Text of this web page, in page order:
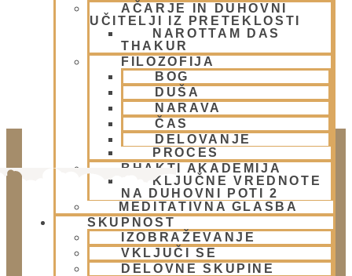
AČARJE IN DUHOVNI
UČITELJI IZ PRETEKLOSTI
NAROTTAM DAS
THAKUR
FILOZOFIJA
BOG
DUŠA
NARAVA
ČAS
DELOVANJE
PROCES
BHAKTI AKADEMIJA
KLJUČNE VREDNOTE
NA DUHOVNI POTI 2
MEDITATIVNA GLASBA
SKUPNOST
IZOBRAŽEVANJE
VKLJUČI SE
DELOVNE SKUPINE